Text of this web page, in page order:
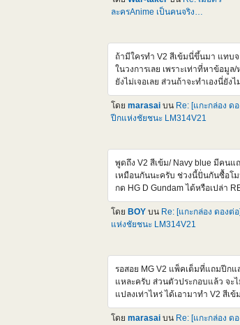
https://www.youtube.com/
ละครAnime เป็นคนจริง…
ถ้ามีใครทำ V2 สีเข้มนี่ขึ้นมา แทบจ
ในวงการเลย เพราะเท่าที่หาข้อมูล
ยังไม่เจอเลย ส่วนถ้าจะทำเองนี่ยัง
จนกว่างานโครงการที่กำลังทำ จะไ
ส่วน Meeting คงรอติดตามผ่านเวป
ของเวปเหมือนเดิมแหละครับ
โดย marasai บน Re: [แกะกล่อง ด
ปีกแห่งชัยชนะ LM314V21
พูดถึง V2 สีเข้ม/ Navy blue มีคนแ
เหมือนกันนะครับ ช่วงนี้ปั่นกันซื้อโ
กด HG D Gundam ได้หรือเปล่า
จาก GundamBase ไม่ต้องกลัวครับ
โดย BOY บน Re: [แกะกล่อง ดองต่
แห่งชัยชนะ LM314V21
รอสอย MG V2 แพ็คเต็มที่แถมปีกแ
แหละครับ ส่วนตัวประกอบแล้ว จะ
แปลงเท่าไหร่ ได้เอามาทำ V2 สีเข้
แน่นอน
https://
โดย marasai บน Re: [แกะกล่อง ด